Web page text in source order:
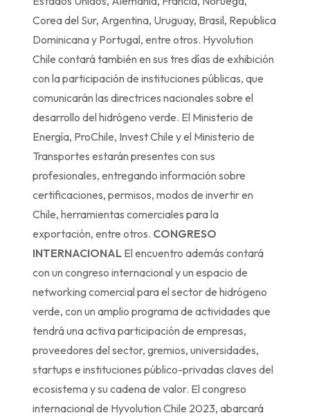
Corea del Sur, Argentina, Uruguay, Brasil, Republica
Dominicana y Portugal, entre otros. Hyvolution
Chile contará también en sus tres días de exhibición
con la participación de instituciones públicas, que
comunicarán las directrices nacionales sobre el
desarrollo del hidrógeno verde. El Ministerio de
Energía, ProChile, Invest Chile y el Ministerio de
Transportes estarán presentes con sus
profesionales, entregando información sobre
certificaciones, permisos, modos de invertir en
Chile, herramientas comerciales para la
exportación, entre otros. CONGRESO
INTERNACIONAL El encuentro además contará
con un congreso internacional y un espacio de
networking comercial para el sector de hidrógeno
verde, con un amplio programa de actividades que
tendrá una activa participación de empresas,
proveedores del sector, gremios, universidades,
startups e instituciones público-privadas claves del
ecosistema y su cadena de valor. El congreso
internacional de Hyvolution Chile 2023, abarcará